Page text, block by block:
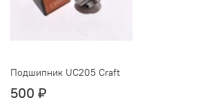
Подшипник UC205 Craft
500 ₽